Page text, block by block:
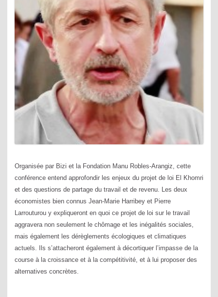
Organisée par Bizi et la Fondation Manu Robles-Arangiz, cette
conférence entend approfondir les enjeux du projet de loi El Khomri
et des questions de partage du travail et de revenu. Les deux
économistes bien connus Jean-Marie Harribey et Pierre
Larrouturou y expliqueront en quoi ce projet de loi sur le travail
aggravera non seulement le chômage et les inégalités sociales,
mais également les dérèglements écologiques et climatiques
actuels. Ils s’attacheront également à décortiquer l’impasse de la
course à la croissance et à la compétitivité, et à lui proposer des
alternatives concrètes.